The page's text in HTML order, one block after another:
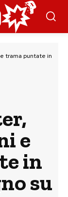
trama puntate in
e
in
su